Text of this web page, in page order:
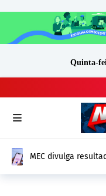
Quinta-
MEC divulga